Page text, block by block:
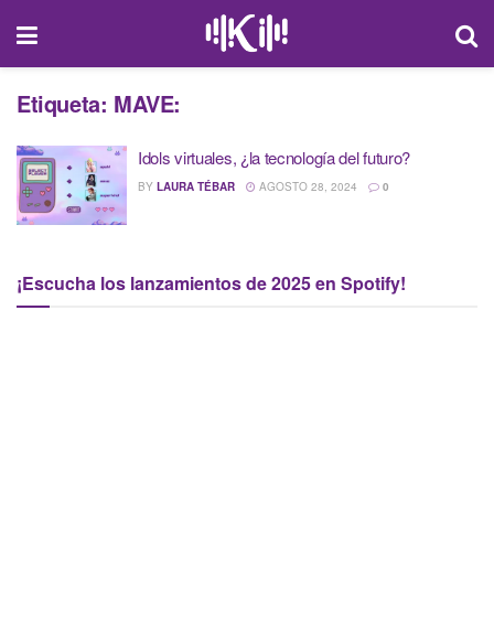
Etiqueta: MAVE:
Idols virtuales, ¿la tecnología del futuro?
BY LAURA TÉBAR AGOSTO 28, 2024 0
¡Escucha los lanzamientos de 2025 en Spotify!